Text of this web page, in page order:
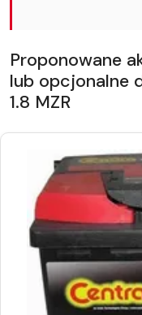
Proponowane
lub opcjonalne
1.8 MZR